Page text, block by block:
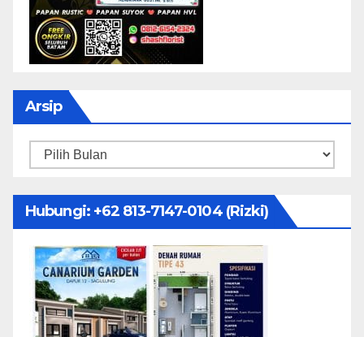
Arsip
Arsip
Hubungi: ‪+62 813-7147-0104‬ (Rizki)